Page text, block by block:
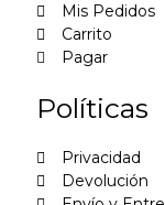
Mis Pedidos
Carrito
Pagar
Políticas
Privacidad
Devolución